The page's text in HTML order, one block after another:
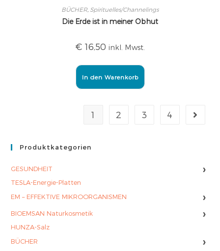
BÜCHER, Spirituelles/Channelings
Die Erde ist in meiner Obhut
€ 16,50 inkl. Mwst.
In den Warenkorb
1 2 3 4
Produktkategorien
GESUNDHEIT ›
TESLA-Energie-Platten
EM – EFFEKTIVE MIKROORGANISMEN
›
BIOEMSAN Naturkosmetik ›
HUNZA-Salz
BÜCHER
›